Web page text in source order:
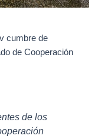
cumbre de
de Cooperación
de los